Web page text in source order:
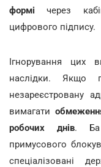
формі через
цифрового підпису.
Ігнорування цих
наслідки. Якщо
незареєстровану
вимагати
робочих днів. Ба
примусового
спеціалізовані